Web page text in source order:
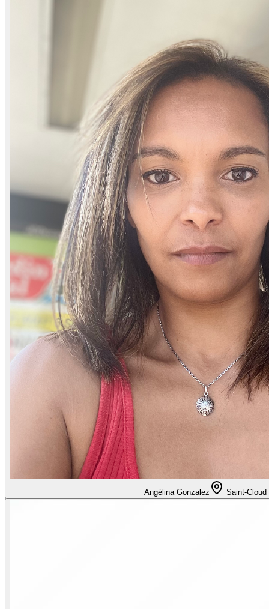
Angélina Gonzalez Saint-Cloud